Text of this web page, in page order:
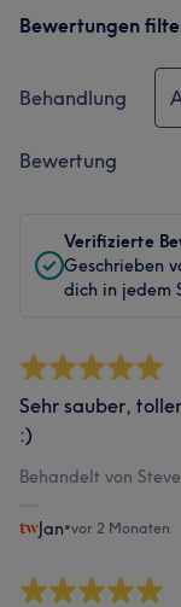
Bewertungen
Behandlung
Bewertung
Verifizierte
Geschrieben
dich in jedem
Sehr sauber,
:)
Behandelt von
Jan•vor 2 Monaten